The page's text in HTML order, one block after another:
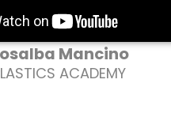
Mancino
ACADEMY